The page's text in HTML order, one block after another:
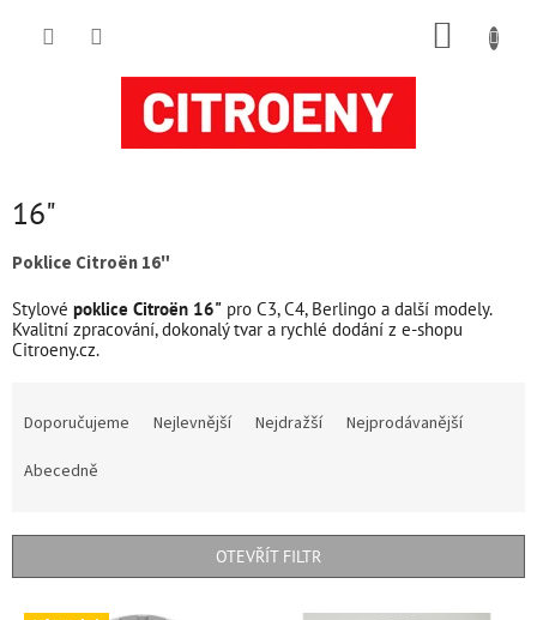
16"
Poklice Citroën 16"
Stylové poklice Citroën 16" pro C3, C4, Berlingo a další modely.
Kvalitní zpracování, dokonalý tvar a rychlé dodání z e-shopu
Citroeny.cz.
r
Doporučujeme Nejlevnější Nejdražší
Nejprodávanější
Abecedně
OTEVŘÍT FILTR